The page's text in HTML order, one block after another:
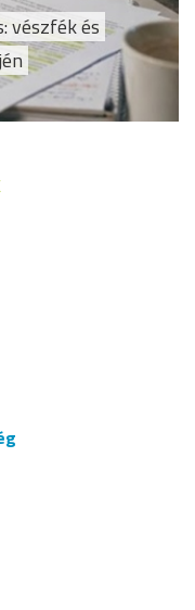
vészfék és